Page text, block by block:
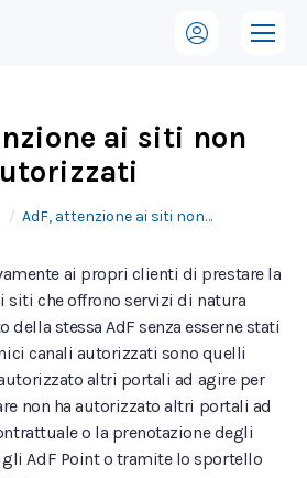
ai siti non
AdF, attenzione ai siti non…
ai propri clienti di prestare la
siti che offrono servizi di natura
della stessa AdF senza esserne stati
canali autorizzati sono quelli
altri portali ad agire per
non ha autorizzato altri portali ad
o la prenotazione degli
AdF Point o tramite lo sportello